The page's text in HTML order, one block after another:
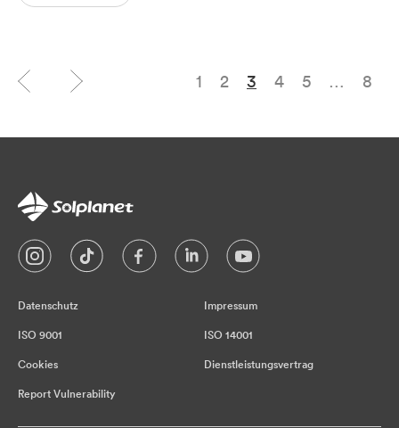
1 2 3 4 5 … 8
Datenschutz Impressum
ISO 9001 ISO 14001
Cookies Dienstleistungsvertrag
Report Vulnerability